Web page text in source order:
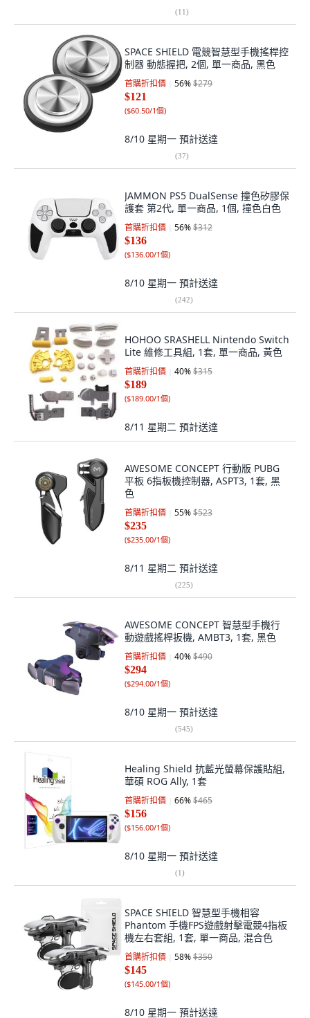
(11)
SPACE SHIELD 電競智慧型手機搖桿控
制器 動態握把, 2個, 單一商品, 黑色
首購折扣價 56%$279
$121
($60.50/1個)
8/10 星期一 預計送達
(37)
JAMMON PS5 DualSense 撞色矽膠保
護套 第2代, 單一商品, 1個, 撞色白色
首購折扣價 56%$312
$136
($136.00/1個)
8/10 星期一 預計送達
(242)
HOHOO SRASHELL Nintendo Switch
Lite 維修工具組, 1套, 單一商品, 黃色
首購折扣價 40%$315
$189
($189.00/1個)
8/11 星期二 預計送達
AWESOME CONCEPT 行動版 PUBG
平板 6指板機控制器, ASPT3, 1套, 黑
色
首購折扣價 55%$523
$235
($235.00/1個)
8/11 星期二 預計送達
(225)
AWESOME CONCEPT 智慧型手機行
動遊戲搖桿扳機, AMBT3, 1套, 黑色
首購折扣價 40%$490
$294
($294.00/1個)
8/10 星期一 預計送達
(545)
Healing Shield 抗藍光螢幕保護貼組,
華碩 ROG Ally, 1套
首購折扣價 66%$465
$156
($156.00/1個)
8/10 星期一 預計送達
(1)
SPACE SHIELD 智慧型手機相容
Phantom 手機FPS遊戲射擊電競4指板
機左右套組, 1套, 單一商品, 混合色
首購折扣價 58%$350
$145
($145.00/1個)
8/10 星期一 預計送達